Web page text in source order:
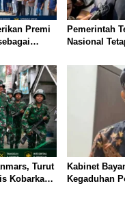
Premi
2026
Pemerintah
Nasional
Turut
Kobarkan
Kabinet
Kegaduhan